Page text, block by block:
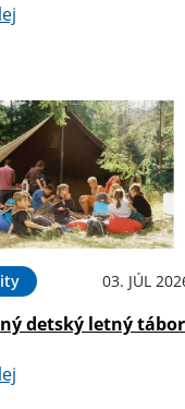
03. JÚL
detský letný tábor